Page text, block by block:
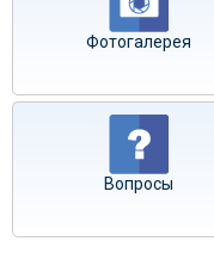
Фотогалерея
Вопросы